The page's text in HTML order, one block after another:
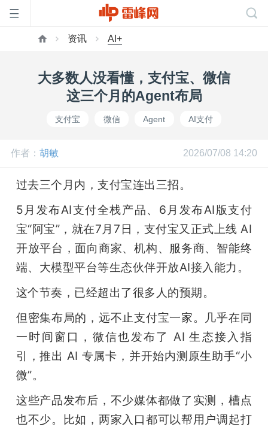
公
开
活
中
资讯 AI+
大多数人没看懂，支付宝、微信
这三个月的Agent布局
支付宝 微信 Agent AI支付
作者： 胡敏 2026/07/08 14:20
过去三个月内，支付宝连出三招。
5月发布AI支付全栈产品、6月发布AI版支付
宝“阿宝”，就在7月7日，支付宝又正式上线 AI
开放平台，面向商家、机构、服务商、智能终
端、大模型平台等生态伙伴开放AI接入能力。
这个节奏，已经超出了很多人的预期。
但密集布局的，远不止支付宝一家。几乎在同
一时间窗口，微信也发布了 AI 生态接入指
引，推出 AI 专属卡，并开始内测原生助手“小
微”。
这些产品发布后，不少媒体都做了实测，槽点
也不少。比如，两家入口都可以帮用户调起打